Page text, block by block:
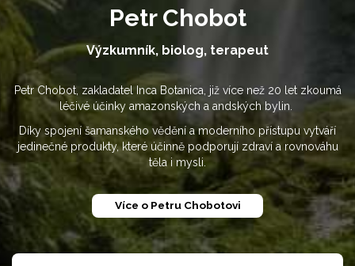
Petr Chobot
Výzkumník, biolog, terapeut
Petr Chobot, zakladatel Inca Botanica, již více než 20 let zkoumá
léčivé účinky amazonských a andských bylin.
Díky spojení šamanského vědění a moderního přístupu vytváří
jedinečné produkty, které účinně podporují zdraví a rovnováhu
těla i mysli.
Více o Petru Chobotovi